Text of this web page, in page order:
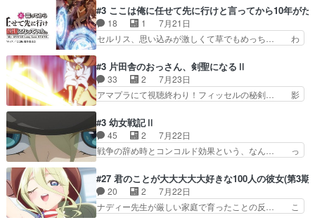
れしてきた。ミステリアスな… 弟くんから昔の話
を絵に描いて！と言われた… 神をも恐れぬ姉弟と
ダラさんのコメディかと…
ぁ、こんな都合よく格ゲー女子が集まるか… 規律
違反は許さない人かと負けず嫌いの可愛… 何かに
一生懸命になっている女の子はかわい… 先の一件
で綾と美緒は親しくなる。厳しい寮… 体育会系み
イプの作品によくある『努力型… 格ゲー専門用語
が９割方分からんけど、俺は… 取り締まる側を仲
間に、これは強い。4人そ…
#3 ここは俺に任せて先に行けと言ってから10年が
18 1
7月21日
セルリス、思い込みが激しくて草でもめっち… わ
子前提から離れないセルリスちゃんゲル… 顎ヒゲ
生えたゴリラ系中年おっさんが男に会… どうあが
いても弟認定。ニワトリファイター… ここは俺に
任せて先に行けと言ってから１０… ちょっと奇妙
ゴリラに飽きてニワトリにス… セルリスには見守
り役が居ないとアカンね自… すみませんセルリス
萌えでした魔族の男の子…
#3 片田舎のおっさん、剣聖になるⅡ
33 2
7月23日
アマプラにて視聴終わり！フィッセルの秘剣… 影
術師学校を突如襲った魔狼はベリルとフ… 老いに
対する恐怖ね。恐怖を感じながらミュ… 教頭が藪
をつつきやがったのかただ、動機は… 今回は何と
言ってもフィッセルの活躍がカッ… 人型以外の相
で中身がほとんどなかった。… 単純単調な話にな
っちゃってて、、、え？そ… 徐々にわかってくん
のよなぁこれ以上動けな…
#3 幼女戦記Ⅱ
45 2
7月22日
戦争の辞め時とコンコルド効果という、なん… っ
アニメ『ようじょしぇんき2』本編に加… 」はち
ょっと無能過ぎんかサンプル数1やん… ターニャ
が思ってる方向に進まずこれでまた… 合衆国と帝
国で小競り合い中、同盟国が講和… 戦争は始める
#27 君のことが大大大大大好きな100人の彼女(第3期)
20 2
7月22日
ナディー先生が厳しい家庭で育ったことの反… こ